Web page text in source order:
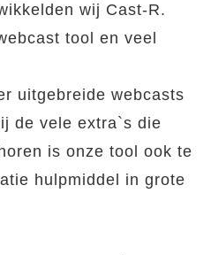
wij Cast-R.
tool en veel
uitgebreide webcasts
de vele extra`s die
is onze tool ook te
hulpmiddel in grote